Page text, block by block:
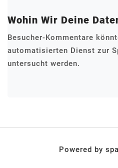
Wohin Wir Deine
Besucher-Kommentare
automatisierten Dienst zur
untersucht werden.
Powered by